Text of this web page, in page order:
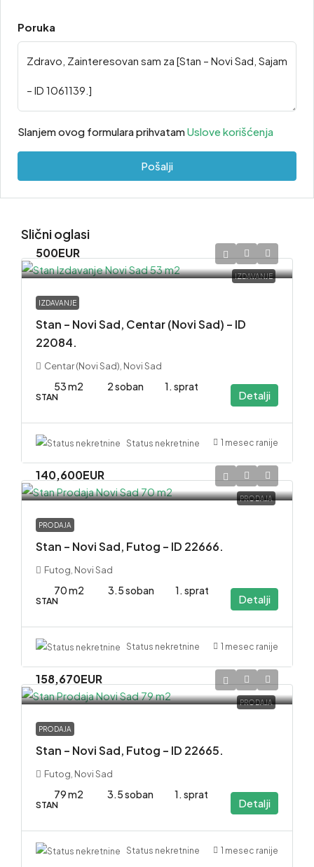
Poruka
Slanjem ovog formulara prihvatamUslove korišćenja
Pošalji
Slični oglasi
IZDAVANJE
500EUR
IZDAVANJE
Stan – Novi Sad, Centar (Novi Sad) – ID
22084.
Centar (Novi Sad), Novi Sad
53 m2 2 soban 1. sprat
STAN Detalji
Status nekretnine 1 mesec ranije
PRODAJA
140,600EUR
PRODAJA
Stan – Novi Sad, Futog – ID 22666.
Futog, Novi Sad
70 m2 3.5 soban 1. sprat
STAN Detalji
Status nekretnine 1 mesec ranije
PRODAJA
158,670EUR
PRODAJA
Stan – Novi Sad, Futog – ID 22665.
Futog, Novi Sad
79 m2 3.5 soban 1. sprat
STAN Detalji
Status nekretnine 1 mesec ranije